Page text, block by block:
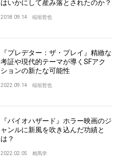
はいかにして産み落とされたのか？
2018.09.14 稲垣哲也
『プレデター：ザ・プレイ』精緻な
考証や現代的テーマが導くSFアク
ションの新たな可能性
2022.09.14 稲垣哲也
『バイオハザード』ホラー映画のジ
ャンルに新風を吹き込んだ功績と
は？
2022.02.05 相馬学